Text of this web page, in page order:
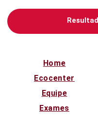
Home
Ecocenter
Equipe
Exames